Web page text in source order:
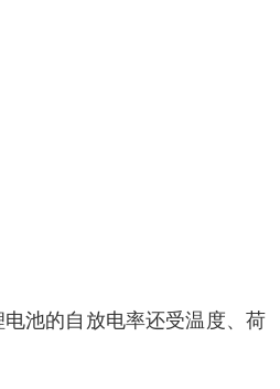
池的自放电率还受温度、荷